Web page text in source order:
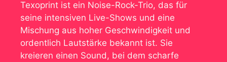
Texoprint ist ein Noise-Rock-Trio, das für
seine intensiven Live-Shows und eine
Mischung aus hoher Geschwindigkeit und
ordentlich Lautstärke bekannt ist. Sie
kreieren einen Sound, bei dem scharfe